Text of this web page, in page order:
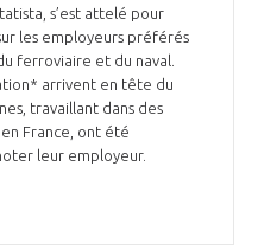
s’est attelé pour
les employeurs préférés
ferroviaire et du naval.
arrivent en tête du
travaillant dans des
France, ont été
leur employeur.